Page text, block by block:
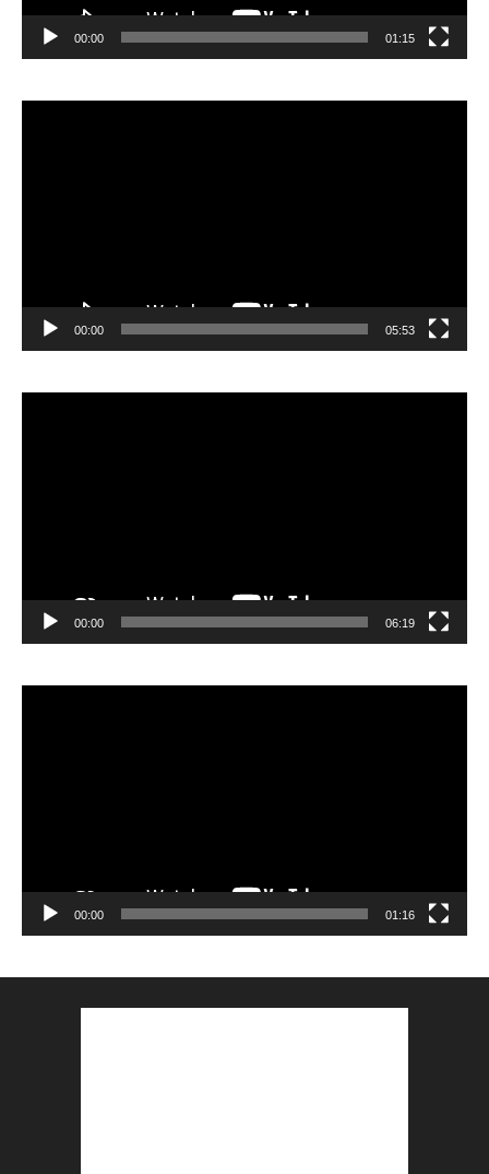
00:00 01:15
00:00 05:53
00:00 06:19
00:00 01:16